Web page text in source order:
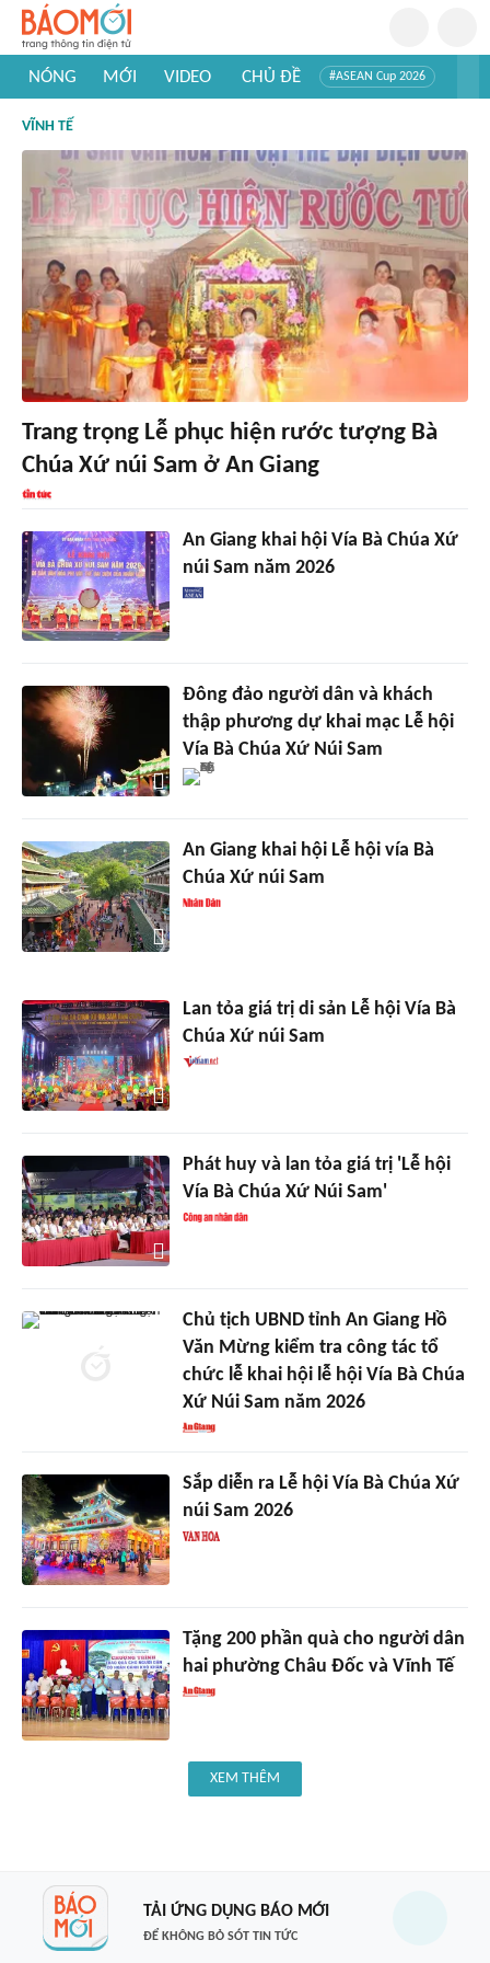
NÓNG MỚI VIDEO CHỦ ĐỀ #ASEAN Cup 2026
#Khám phá thế giới
VĨNH TẾ
Trang trọng Lễ phục hiện rước tượng Bà
Chúa Xứ núi Sam ở An Giang
An Giang khai hội Vía Bà Chúa Xứ
núi Sam năm 2026
Đông đảo người dân và khách
thập phương dự khai mạc Lễ hội
Vía Bà Chúa Xứ Núi Sam
An Giang khai hội Lễ hội vía Bà
Chúa Xứ núi Sam
Lan tỏa giá trị di sản Lễ hội Vía Bà
Chúa Xứ núi Sam
Phát huy và lan tỏa giá trị 'Lễ hội
Vía Bà Chúa Xứ Núi Sam'
Chủ tịch UBND tỉnh An Giang Hồ
Văn Mừng kiểm tra công tác tổ
chức lễ khai hội lễ hội Vía Bà Chúa
Xứ Núi Sam năm 2026
Sắp diễn ra Lễ hội Vía Bà Chúa Xứ
núi Sam 2026
Tặng 200 phần quà cho người dân
hai phường Châu Đốc và Vĩnh Tế
XEM THÊM
TẢI ỨNG DỤNG BÁO MỚI
ĐỂ KHÔNG BỎ SÓT TIN TỨC